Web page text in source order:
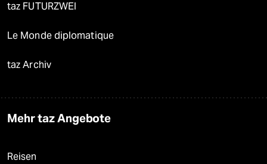
taz FUTURZWEI
Le Monde diplomatique
taz Archiv
Mehr taz Angebote
Reisen